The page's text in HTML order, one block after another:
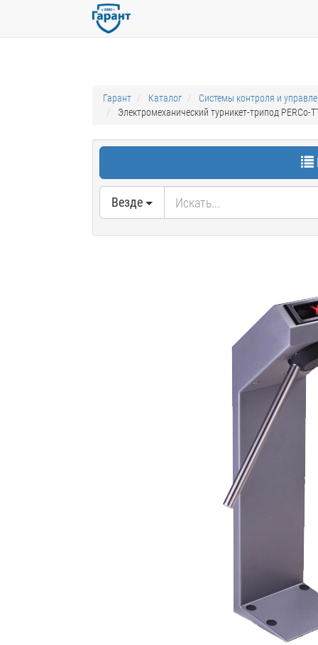
Гарант Каталог
Системы контроля и
Электромеханический турникет-трипод PERCo-
Везде